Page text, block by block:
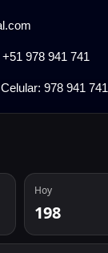
978 941 741
978 941 741
Hoy
198